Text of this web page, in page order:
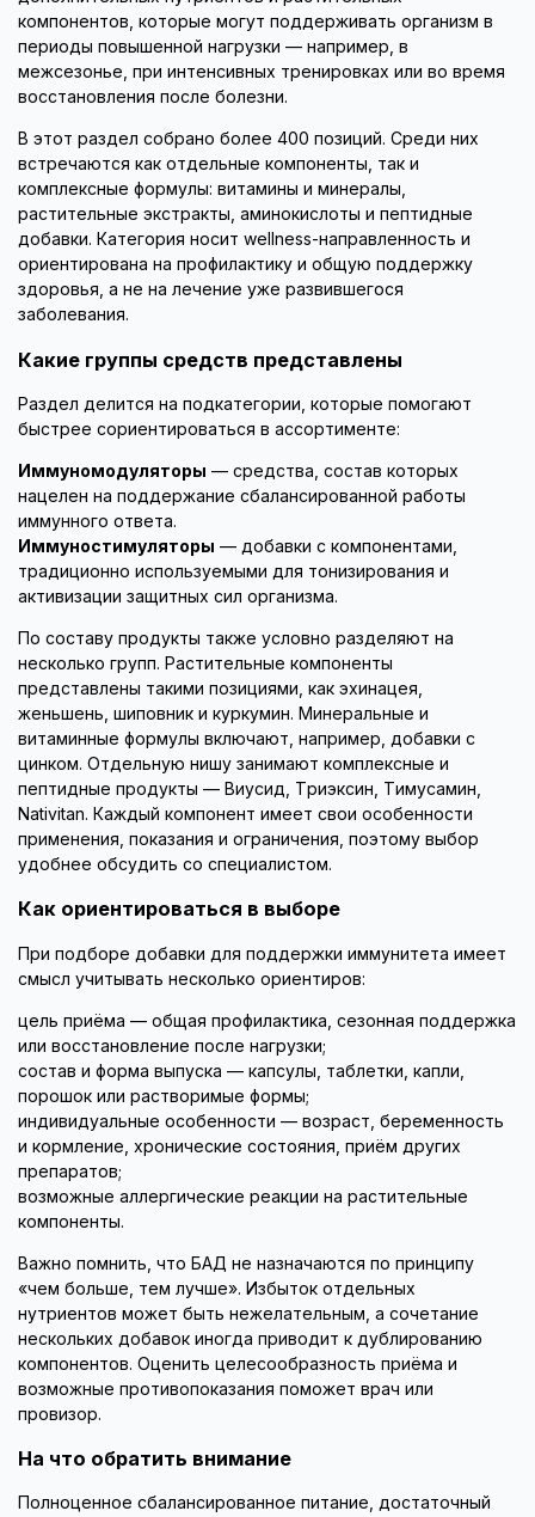
компонентов, которые могут поддерживать организм в
периоды повышенной нагрузки — например, в
межсезонье, при интенсивных тренировках или во время
восстановления после болезни.
В этот раздел собрано более 400 позиций. Среди них
встречаются как отдельные компоненты, так и
комплексные формулы: витамины и минералы,
растительные экстракты, аминокислоты и пептидные
добавки. Категория носит wellness-направленность и
ориентирована на профилактику и общую поддержку
здоровья, а не на лечение уже развившегося
заболевания.
Какие группы средств представлены
Раздел делится на подкатегории, которые помогают
быстрее сориентироваться в ассортименте:
Иммуномодуляторы — средства, состав которых
нацелен на поддержание сбалансированной работы
иммунного ответа.
Иммуностимуляторы — добавки с компонентами,
традиционно используемыми для тонизирования и
активизации защитных сил организма.
По составу продукты также условно разделяют на
несколько групп. Растительные компоненты
представлены такими позициями, как эхинацея,
женьшень, шиповник и куркумин. Минеральные и
витаминные формулы включают, например, добавки с
цинком. Отдельную нишу занимают комплексные и
пептидные продукты — Виусид, Триэксин, Тимусамин,
Nativitan. Каждый компонент имеет свои особенности
применения, показания и ограничения, поэтому выбор
удобнее обсудить со специалистом.
Как ориентироваться в выборе
При подборе добавки для поддержки иммунитета имеет
смысл учитывать несколько ориентиров:
цель приёма — общая профилактика, сезонная поддержка
или восстановление после нагрузки;
состав и форма выпуска — капсулы, таблетки, капли,
порошок или растворимые формы;
индивидуальные особенности — возраст, беременность
и кормление, хронические состояния, приём других
препаратов;
возможные аллергические реакции на растительные
компоненты.
Важно помнить, что БАД не назначаются по принципу
«чем больше, тем лучше». Избыток отдельных
нутриентов может быть нежелательным, а сочетание
нескольких добавок иногда приводит к дублированию
компонентов. Оценить целесообразность приёма и
возможные противопоказания поможет врач или
провизор.
На что обратить внимание
Полноценное сбалансированное питание, достаточный